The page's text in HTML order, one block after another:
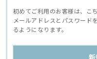
初めてご利用のお客様は、こ
メールアドレスとパスワード
るようになります。